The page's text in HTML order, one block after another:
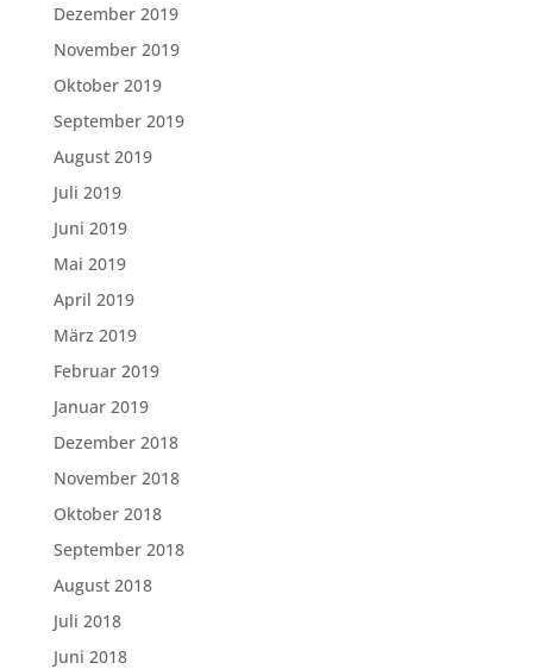
Dezember 2019
November 2019
Oktober 2019
September 2019
August 2019
Juli 2019
Juni 2019
Mai 2019
April 2019
März 2019
Februar 2019
Januar 2019
Dezember 2018
November 2018
Oktober 2018
September 2018
August 2018
Juli 2018
Juni 2018